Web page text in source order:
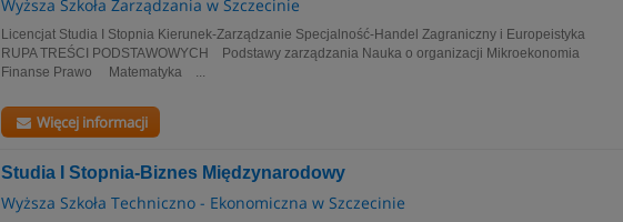
Wyższa Szkoła Zarządzania w Szczecinie
Licencjat Studia I Stopnia Kierunek-Zarządzanie Specjalność-Handel Zagraniczny i Europeistyka
RUPA TREŚCI PODSTAWOWYCH Podstawy zarządzania Nauka o organizacji Mikroekonomia
Finanse Prawo Matematyka ...
Więcej informacji
Studia I Stopnia-Biznes Międzynarodowy
Wyższa Szkoła Techniczno - Ekonomiczna w Szczecinie